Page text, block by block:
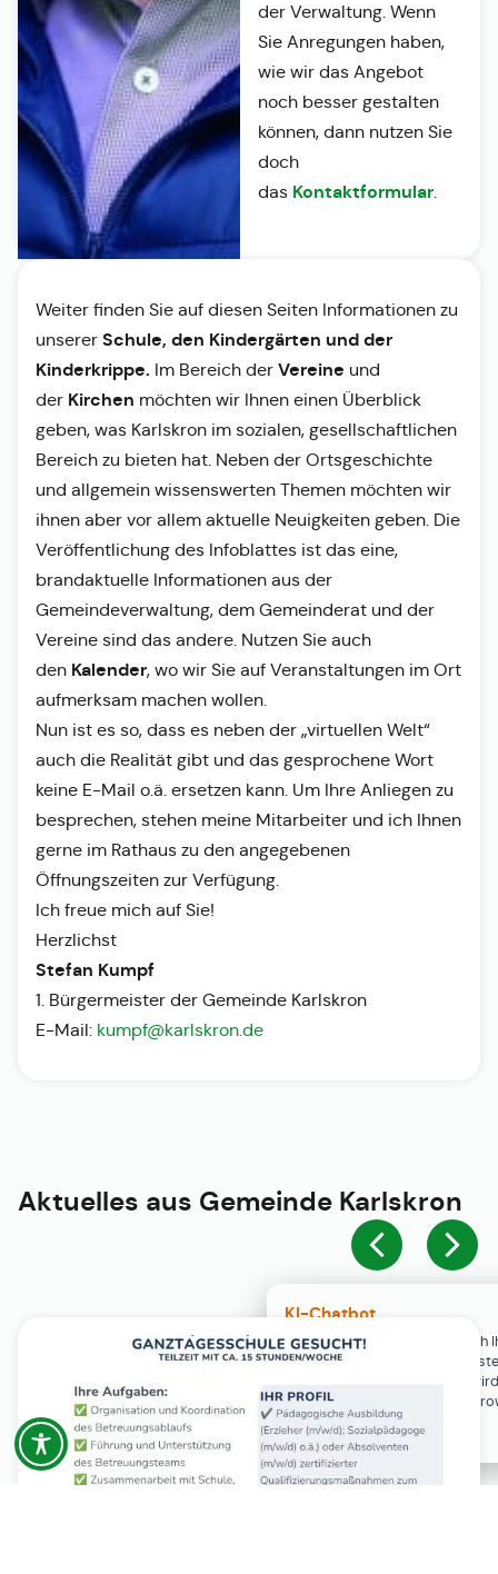
KI-Chatbot
Der KI-Chatbot steht erst nach
Einwilligung in den Cookie-
Verfügung. Der Chat-Verlauf
ausschließlich lokal in Ihrem
gespeichert.
der Verwaltung. Wenn
Sie Anregungen haben,
wie wir das Angebot
noch besser gestalten
können, dann nutzen Sie
doch
das Kontaktformular.
Weiter finden Sie auf diesen Seiten Informationen zu
unserer Schule, den Kindergärten und der
Kinderkrippe. Im Bereich der Vereine und
der Kirchen möchten wir Ihnen einen Überblick
geben, was Karlskron im sozialen, gesellschaftlichen
Bereich zu bieten hat. Neben der Ortsgeschichte
und allgemein wissenswerten Themen möchten wir
ihnen aber vor allem aktuelle Neuigkeiten geben. Die
Veröffentlichung des Infoblattes ist das eine,
brandaktuelle Informationen aus der
Gemeindeverwaltung, dem Gemeinderat und der
Vereine sind das andere. Nutzen Sie auch
den Kalender, wo wir Sie auf Veranstaltungen im Ort
aufmerksam machen wollen.
Nun ist es so, dass es neben der „virtuellen Welt“
auch die Realität gibt und das gesprochene Wort
keine E-Mail o.ä. ersetzen kann. Um Ihre Anliegen zu
besprechen, stehen meine Mitarbeiter und ich Ihnen
gerne im Rathaus zu den angegebenen
Öffnungszeiten zur Verfügung.
Ich freue mich auf Sie!
Herzlichst
Stefan Kumpf
1. Bürgermeister der Gemeinde Karlskron
E-Mail: kumpf@karlskron.de
Aktuelles aus Gemeinde Karlskron